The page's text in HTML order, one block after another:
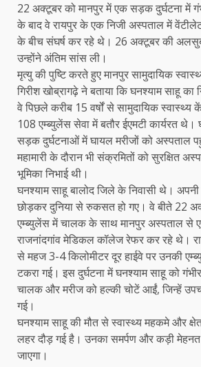
22 अक्टूबर को मानपुर में एक सड़क दुर्घटना में
के बाद वे रायपुर के एक निजी अस्पताल में
के बीच संघर्ष कर रहे थे। 26 अक्टूबर की
उन्होंने अंतिम सांस ली।
मृत्यु की पुष्टि करते हुए मानपुर सामुदायिक
गिरीश खोब्रागढ़े ने बताया कि घनश्याम साहू
वे पिछले करीब 15 वर्षों से सामुदायिक स्वास्थ्य
108 एम्ब्युलेंस सेवा में बतौर ईएमटी कार्यरत
सड़क दुर्घटनाओं में घायल मरीजों को अस्पताल
महामारी के दौरान भी संक्रमितों को सुरक्षित
भूमिका निभाई थी।
घनश्याम साहू बालोद जिले के निवासी थे। अपनी
छोड़कर दुनिया से रुकसत हो गए। वे बीते 22
एम्ब्युलेंस में चालक के साथ मानपुर अस्पताल से
राजनांदगांव मेडिकल कॉलेज रेफर कर रहे थे।
से महज 3-4 किलोमीटर दूर हाईवे पर उनकी
टकरा गई। इस दुर्घटना में घनश्याम साहू को
चालक और मरीज को हल्की चोटें आईं, जिन्हें
गई।
घनश्याम साहू की मौत से स्वास्थ्य महकमे और
लहर दौड़ गई है। उनका समर्पण और कड़ी मेहनत
जाएगा।